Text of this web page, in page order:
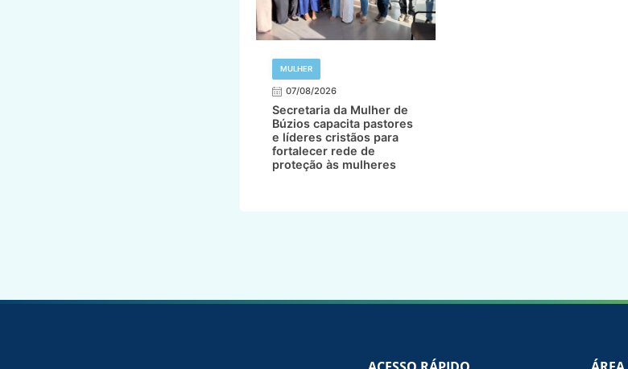
MULHER
07/08/2026
Secretaria da Mulher de
Búzios capacita pastores
e líderes cristãos para
fortalecer rede de
proteção às mulheres